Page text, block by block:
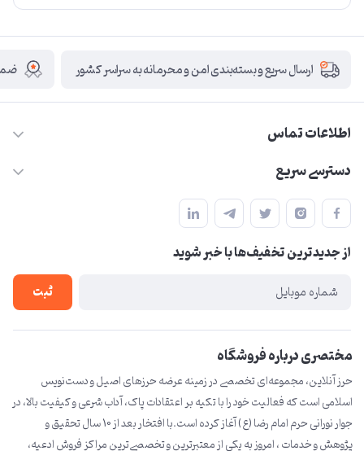
ارسال سریع و بسته‌بندی امن و محرمانه به سراسر کشور
اطلاعات تماس
09210446578
herzeonline@gmail.com
مشهد مقدس ،خیابان امام رضا(ع) ، حرم مطهر رضوی ، فلکه آب ، بازار
امام رضا (ع)
دسترسی سریع
حساب کاربری
مجله فروشگاه
لیست محصولات
درباره ما
از جدید‌ترین تخفیف‌ها با‌ خبر شوید
ثبت
مختصری درباره فروشگاه
حرز آنلاین، مجموعه‌ای تخصصی در زمینه عرضه حرزهای اصیل و دست‌نویس
اسلامی است که فعالیت خود را با تکیه بر اعتقادات پاک، آداب شرعی و کیفیت بالا، در
جوار نورانی حرم امام رضا (ع) آغاز کرده است.با افتخار بعد از 10 سال تحقیق و
پژوهش و خدمات ، امروز به یکی از معتبرترین و تخصصی‌ترین مراکز فروش ادعیه،